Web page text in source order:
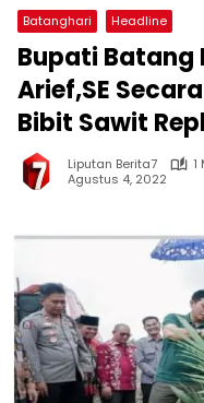
Batanghari Headline
Bupati Batang
Arief,SE
Bibit Sawit
Liputan Berita7
1
Agustus 4, 2022